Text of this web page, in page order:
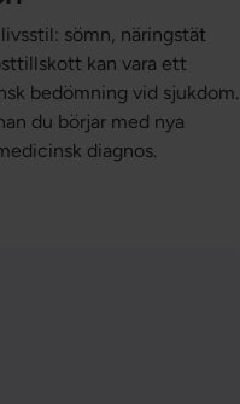
sömn, näringstät
kan vara ett
bedömning vid sjukdom.
du börjar med nya
diagnos.